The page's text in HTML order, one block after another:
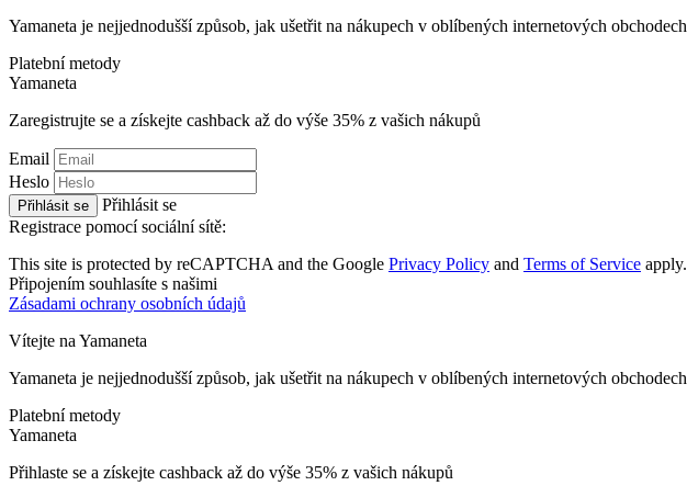
Yamaneta je nejjednodušší způsob, jak ušetřit na nákupech v oblíbených internetových obchodech
Platební metody
Yamaneta
Zaregistrujte se a získejte cashback až do výše 35% z vašich nákupů
Email
Heslo
Přihlásit se
Přihlásit se
Registrace pomocí sociální sítě:
This site is protected by reCAPTCHA and the Google Privacy Policy and Terms of Service apply.
Připojením souhlasíte s našimi
Zásadami ochrany osobních údajů
Vítejte na Yamaneta
Yamaneta je nejjednodušší způsob, jak ušetřit na nákupech v oblíbených internetových obchodech
Platební metody
Yamaneta
Přihlaste se a získejte cashback až do výše 35% z vašich nákupů